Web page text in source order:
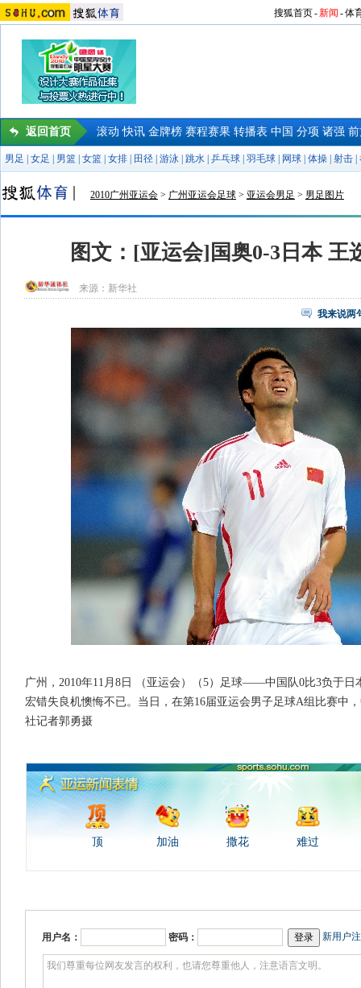
搜狐首页-新闻 -体
返回首页 滚动 快讯 金牌榜 赛程赛果 转播表 中国 分项 诸强
男足 女足 男篮 女篮 女排 田径 游泳 跳水 乒乓球 羽毛球 网球 体操 射击
2010广州亚运会 > 广州亚运会足球 > 亚运会男足 > 男足图片
图文：[亚运会]国奥0-3日本 王
来源： 新华社
我来说两
广州，2010年11月8日 （亚运会）（5）足球——中国队0比3负于日
宏错失良机懊悔不已。当日，在第16届亚运会男子足球A组比赛中
社记者郭勇摄
顶 加油 撒花 难过
用户名： 密码： 新用户